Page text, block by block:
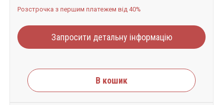
Розстрочка з першим платежем від 40%
Запросити детальну інформацію
В кошик